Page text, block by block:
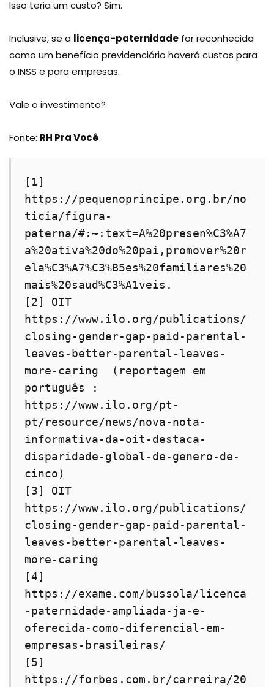
Isso teria um custo? Sim.
Inclusive, se a licença-paternidade for reconhecida
como um benefício previdenciário haverá custos para
o INSS e para empresas.
Vale o investimento?
Fonte: RH Pra Você
[1]
https://pequenoprincipe.org.br/no
ticia/figura-
paterna/#:~:text=A%20presen%C3%A7
a%20ativa%20do%20pai,promover%20r
ela%C3%A7%C3%B5es%20familiares%20
mais%20saud%C3%A1veis.
[2] OIT
https://www.ilo.org/publications/
closing-gender-gap-paid-parental-
leaves-better-parental-leaves-
more-caring  (reportagem em
português :
https://www.ilo.org/pt-
pt/resource/news/nova-nota-
informativa-da-oit-destaca-
disparidade-global-de-genero-de-
cinco)
[3] OIT
https://www.ilo.org/publications/
closing-gender-gap-paid-parental-
leaves-better-parental-leaves-
more-caring
[4]
https://exame.com/bussola/licenca
-paternidade-ampliada-ja-e-
oferecida-como-diferencial-em-
empresas-brasileiras/
[5]
https://forbes.com.br/carreira/20